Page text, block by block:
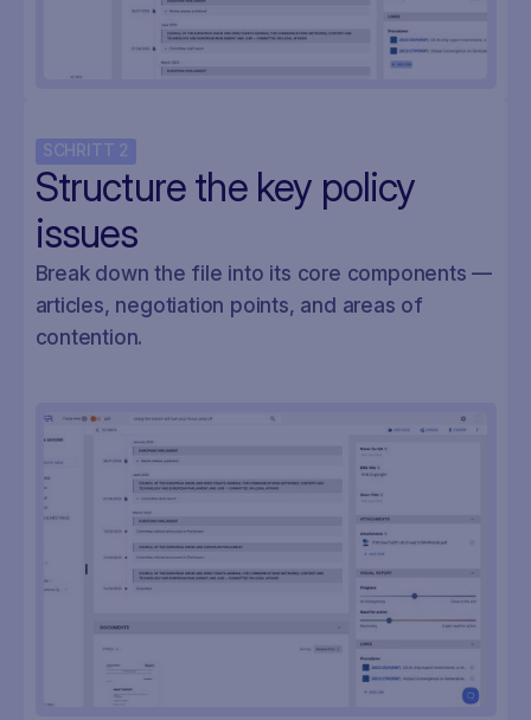
SCHRITT 2
Structure the key policy
issues
Break down the file into its core components —
articles, negotiation points, and areas of
contention.